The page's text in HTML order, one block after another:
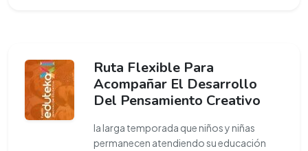
Ruta Flexible Para
Acompañar El Desarrollo
Del Pensamiento Creativo
la larga temporada que niños y niñas
permanecen atendiendo su educación